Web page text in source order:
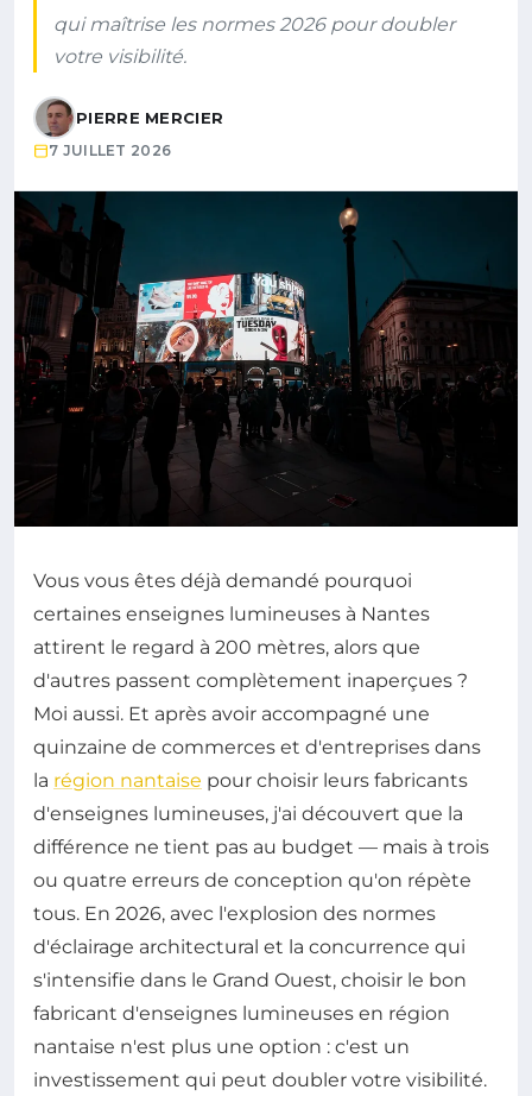
qui maîtrise les normes 2026 pour doubler
votre visibilité.
PIERRE MERCIER
7 JUILLET 2026
Vous vous êtes déjà demandé pourquoi
certaines enseignes lumineuses à Nantes
attirent le regard à 200 mètres, alors que
d'autres passent complètement inaperçues ?
Moi aussi. Et après avoir accompagné une
quinzaine de commerces et d'entreprises dans
la région nantaise pour choisir leurs fabricants
d'enseignes lumineuses, j'ai découvert que la
différence ne tient pas au budget — mais à trois
ou quatre erreurs de conception qu'on répète
tous. En 2026, avec l'explosion des normes
d'éclairage architectural et la concurrence qui
s'intensifie dans le Grand Ouest, choisir le bon
fabricant d'enseignes lumineuses en région
nantaise n'est plus une option : c'est un
investissement qui peut doubler votre visibilité.